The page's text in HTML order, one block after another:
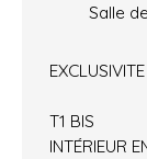
Salle
T1 BIS
INTÉRIEUR